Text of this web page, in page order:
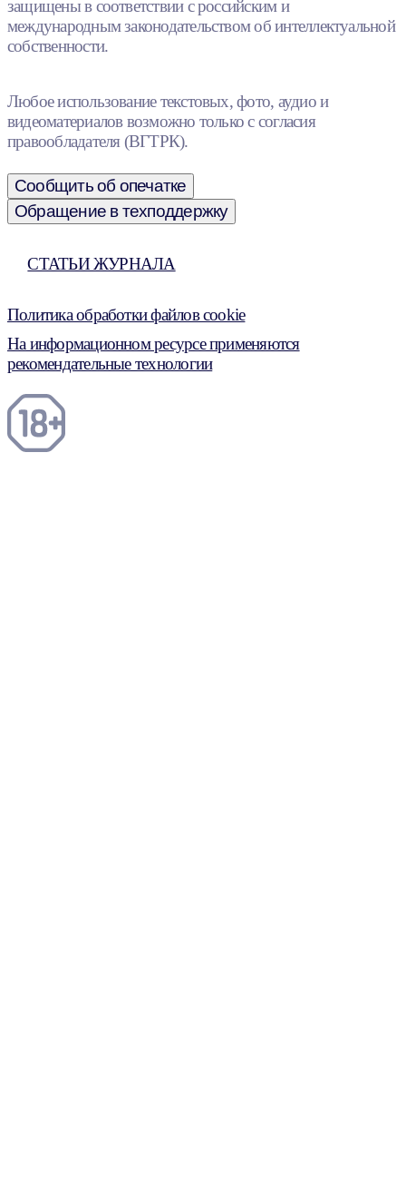
защищены в соответствии с российским и
международным законодательством об интеллектуальной
собственности.
Любое использование текстовых, фото, аудио и
видеоматериалов возможно только с согласия
правообладателя (ВГТРК).
Сообщить об опечатке
Обращение в техподдержку
СТАТЬИ ЖУРНАЛА
Политика обработки файлов cookie
На информационном ресурсе применяются
рекомендательные технологии